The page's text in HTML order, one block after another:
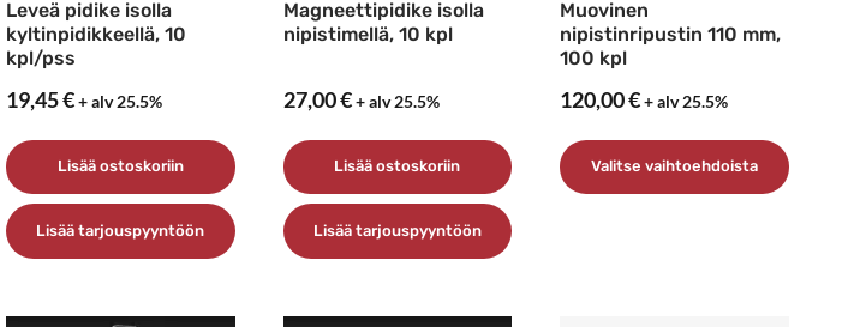
Leveä pidike isolla
kyltinpidikkeellä, 10
kpl/pss
19,45€+ alv 25.5%
Lisää ostoskoriin
Lisää tarjouspyyntöön
Magneettipidike isolla
nipistimellä, 10 kpl
27,00€ + alv 25.5%
Lisää ostoskoriin
Lisää tarjouspyyntöön
Muovinen
nipistinripustin 110 mm,
100 kpl
120,00€+ alv 25.5%
Valitse vaihtoehdoista